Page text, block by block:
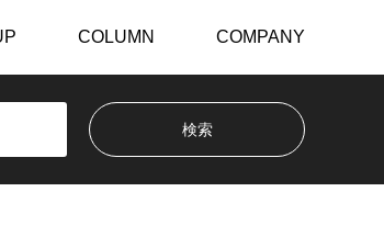
COLUMN COMPANY